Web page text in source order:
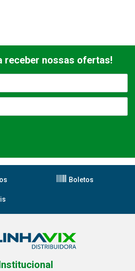
receber nossas ofertas!
Boletos